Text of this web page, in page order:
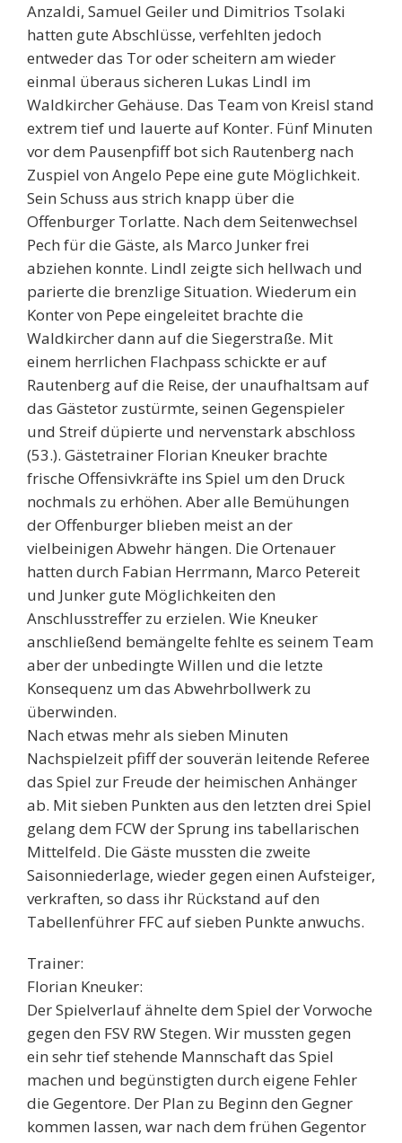
Anzaldi, Samuel Geiler und Dimitrios Tsolaki
hatten gute Abschlüsse, verfehlten jedoch
entweder das Tor oder scheitern am wieder
einmal überaus sicheren Lukas Lindl im
Waldkircher Gehäuse. Das Team von Kreisl stand
extrem tief und lauerte auf Konter. Fünf Minuten
vor dem Pausenpfiff bot sich Rautenberg nach
Zuspiel von Angelo Pepe eine gute Möglichkeit.
Sein Schuss aus strich knapp über die
Offenburger Torlatte. Nach dem Seitenwechsel
Pech für die Gäste, als Marco Junker frei
abziehen konnte. Lindl zeigte sich hellwach und
parierte die brenzlige Situation. Wiederum ein
Konter von Pepe eingeleitet brachte die
Waldkircher dann auf die Siegerstraße. Mit
einem herrlichen Flachpass schickte er auf
Rautenberg auf die Reise, der unaufhaltsam auf
das Gästetor zustürmte, seinen Gegenspieler
und Streif düpierte und nervenstark abschloss
(53.). Gästetrainer Florian Kneuker brachte
frische Offensivkräfte ins Spiel um den Druck
nochmals zu erhöhen. Aber alle Bemühungen
der Offenburger blieben meist an der
vielbeinigen Abwehr hängen. Die Ortenauer
hatten durch Fabian Herrmann, Marco Petereit
und Junker gute Möglichkeiten den
Anschlusstreffer zu erzielen. Wie Kneuker
anschließend bemängelte fehlte es seinem Team
aber der unbedingte Willen und die letzte
Konsequenz um das Abwehrbollwerk zu
überwinden.
Nach etwas mehr als sieben Minuten
Nachspielzeit pfiff der souverän leitende Referee
das Spiel zur Freude der heimischen Anhänger
ab. Mit sieben Punkten aus den letzten drei Spiel
gelang dem FCW der Sprung ins tabellarischen
Mittelfeld. Die Gäste mussten die zweite
Saisonniederlage, wieder gegen einen Aufsteiger,
verkraften, so dass ihr Rückstand auf den
Tabellenführer FFC auf sieben Punkte anwuchs.
Trainer:
Florian Kneuker:
Der Spielverlauf ähnelte dem Spiel der Vorwoche
gegen den FSV RW Stegen. Wir mussten gegen
ein sehr tief stehende Mannschaft das Spiel
machen und begünstigten durch eigene Fehler
die Gegentore. Der Plan zu Beginn den Gegner
kommen lassen, war nach dem frühen Gegentor